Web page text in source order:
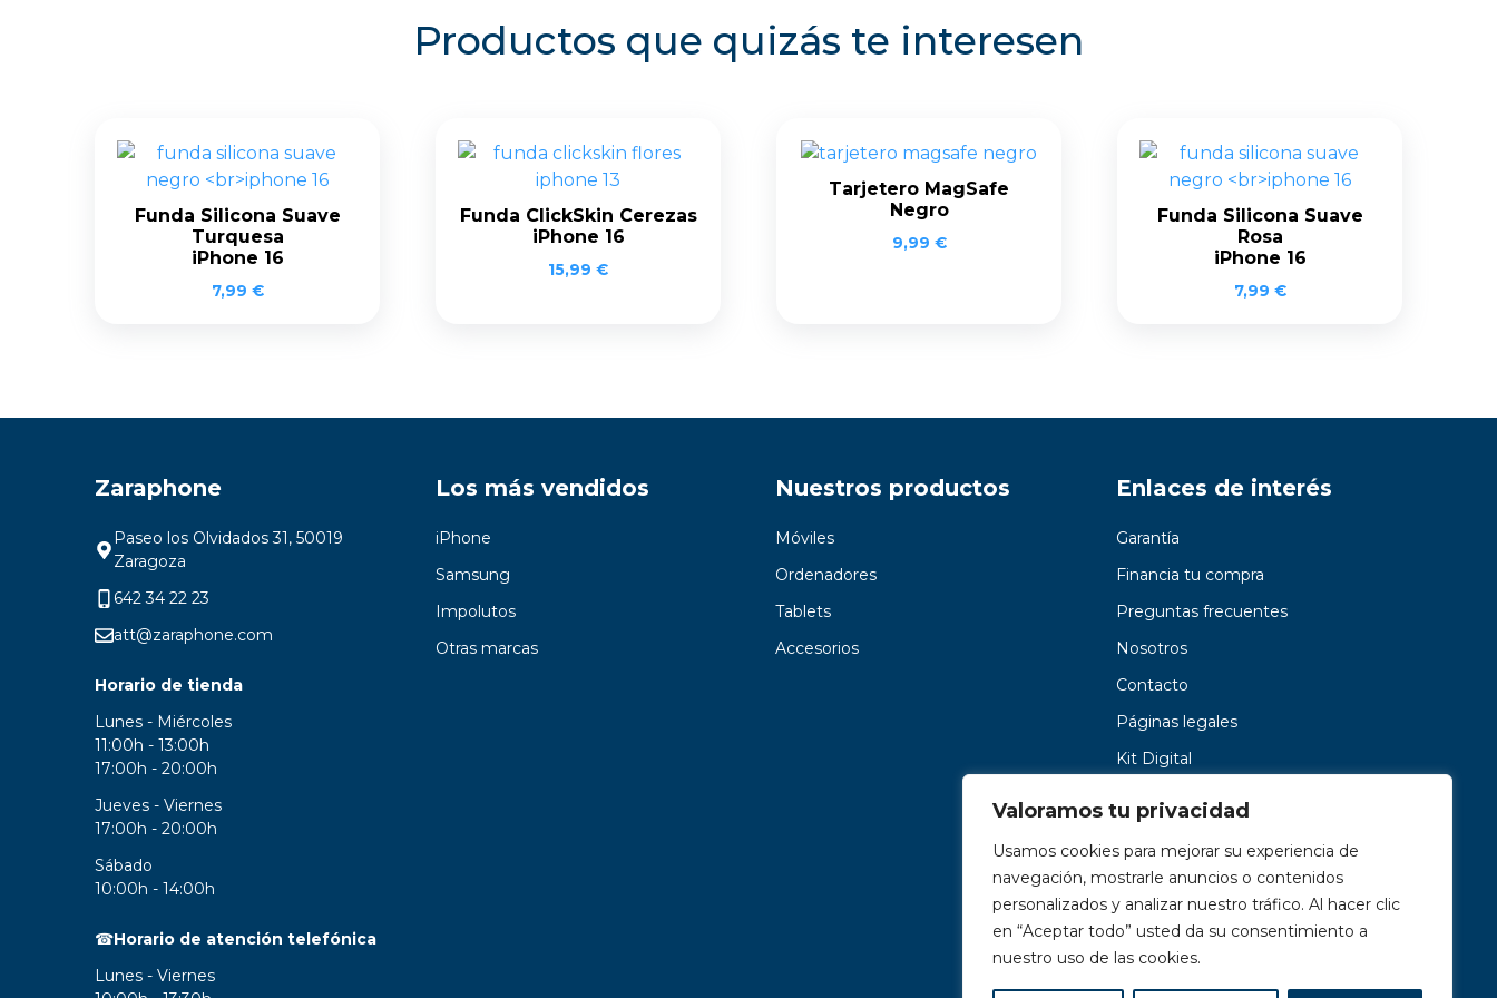
Valoramos tu privacidad
Usamos cookies para mejorar su experiencia de
navegación, mostrarle anuncios o contenidos
personalizados y analizar nuestro tráfico. Al hacer clic
en “Aceptar todo” usted da su consentimiento a
nuestro uso de las cookies.
Productos que quizás te interesen
Funda Silicona Suave
Turquesa
iPhone 16
7,99 €
Funda ClickSkin Cerezas
iPhone 16
15,99 €
Tarjetero MagSafe
Negro
9,99 €
Funda Silicona Suave
Rosa
iPhone 16
7,99 €
Zaraphone
Paseo los Olvidados 31, 50019
Zaragoza
642 34 22 23
att@zaraphone.com
Horario de tienda
Lunes - Miércoles
11:00h - 13:00h
17:00h - 20:00h
Jueves - Viernes
17:00h - 20:00h
Sábado
10:00h - 14:00h
☎Horario de atención telefónica
Lunes - Viernes
Los más vendidos
iPhone
Samsung
Impolutos
Otras marcas
Nuestros productos
Móviles
Ordenadores
Tablets
Accesorios
Enlaces de interés
Garantía
Financia tu compra
Preguntas frecuentes
Nosotros
Contacto
Páginas legales
Kit Digital